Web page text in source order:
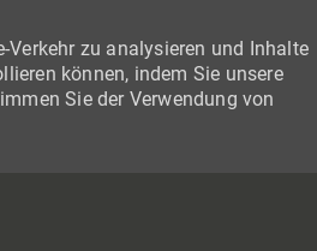
Verkehr zu analysieren und Inhalte
können, indem Sie unsere
Sie der Verwendung von